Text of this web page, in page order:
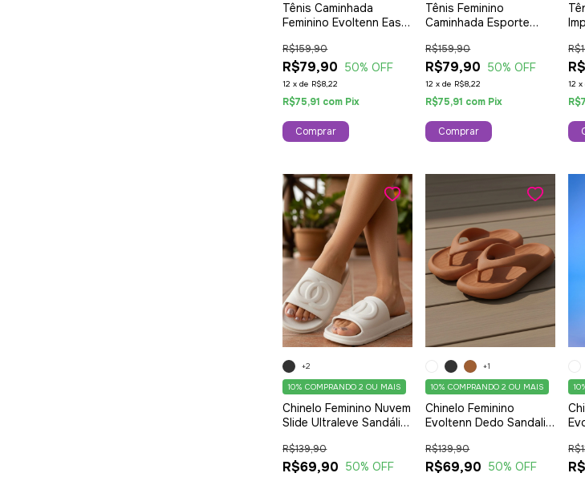
Tênis Caminhada
Feminino Evoltenn Easy
Moderno Amarelo
R$79,90
R$159,90
50% OFF
12 xde R$8,22
R$75,91 com Pix
Comprar
Tênis Feminino
Caminhada Esporte
Colmeia Sola 4D
Lançamento Verde
R$79,90
R$159,90
50% OFF
12 xde R$8,22
R$75,91 com Pix
Comprar
12 x
Chinelo Feminino Nuvem
Slide Ultraleve Sandália
R$69,90
R$139,90
50% OFF
10%COMPRANDO 2 OU MAIS
+2
Chinelo Feminino
Evoltenn Dedo Sandalia
R$69,90
R$139,90
50% OFF
10%COMPRANDO 2 OU MAIS
+1